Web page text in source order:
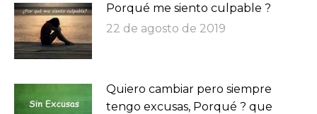
Porqué me siento culpable ?
22 de agosto de 2019
Quiero cambiar pero siempre
tengo excusas, Porqué ? que